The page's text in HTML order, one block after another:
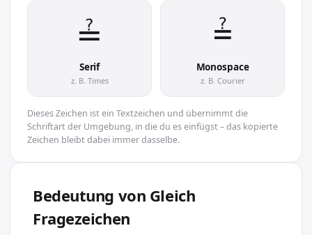
≟︎
Serif
z. B. Times
≟︎
Monospace
z. B. Courier
Dieses Zeichen ist ein Textzeichen und übernimmt die
Schriftart der Umgebung, in die du es einfügst – das kopierte
Zeichen bleibt dabei immer dasselbe.
Bedeutung von Gleich
Fragezeichen